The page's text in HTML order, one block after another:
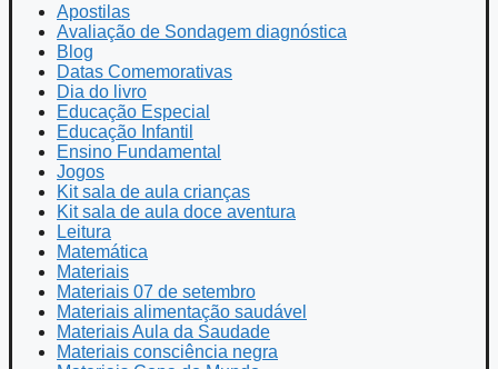
Apostilas
Avaliação de Sondagem diagnóstica
Blog
Datas Comemorativas
Dia do livro
Educação Especial
Educação Infantil
Ensino Fundamental
Jogos
Kit sala de aula crianças
Kit sala de aula doce aventura
Leitura
Matemática
Materiais
Materiais 07 de setembro
Materiais alimentação saudável
Materiais Aula da Saudade
Materiais consciência negra